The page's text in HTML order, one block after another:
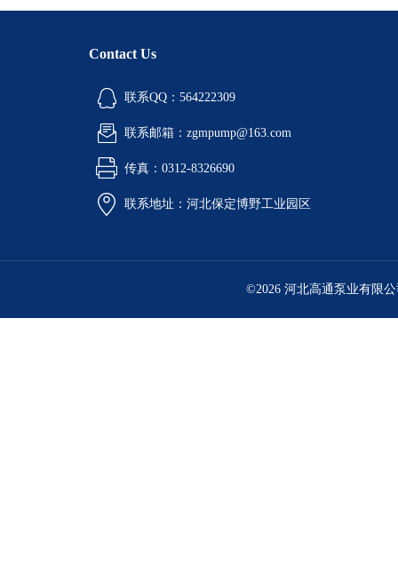
Contact Us
联系QQ：564222309
联系邮箱：zgmpump@163.com
传真：0312-8326690
联系地址：河北保定博野工业园区
©2026 河北高通泵业有限